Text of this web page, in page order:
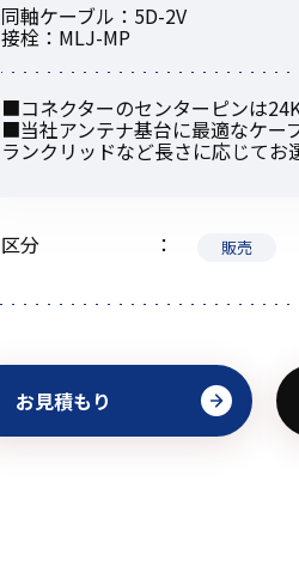
無線機収納・運搬ケース
その他アクセサリー
金額から探す
同軸ケーブル：5D-2V
接栓：MLJ-MP
■コネクターのセンターピンは24K
■当社アンテナ基台に最適なケー
ランクリッドなど長さに応じてお
区分 販売
お見積もり